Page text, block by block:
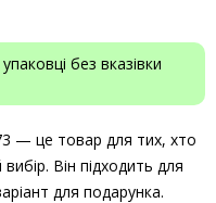
без вказівки
— це товар для тих, хто
Він підходить для
для подарунка.